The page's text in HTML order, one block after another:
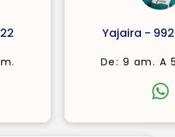
Yajaira - 992
De: 9 am. A